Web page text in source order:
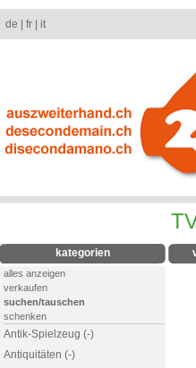
de fr it
kategorien
alles anzeigen
verkaufen
suchen/tauschen
schenken
Antik-Spielzeug (-)
Antiquitäten (-)